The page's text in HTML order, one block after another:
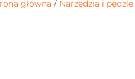
główna / Narzędzia i pędzle